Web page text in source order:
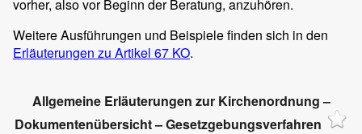
vorher, also vor Beginn der Beratung, anzuhören.
Weitere Ausführungen und Beispiele finden sich in den
Erläuterungen zu Artikel 67 KO.
Allgemeine Erläuterungen zur Kirchenordnung –
Dokumentenübersicht – Gesetzgebungsverfahren